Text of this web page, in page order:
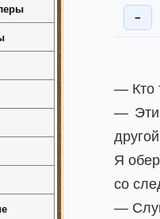
−
— Кто
— Эти
Я
со
—